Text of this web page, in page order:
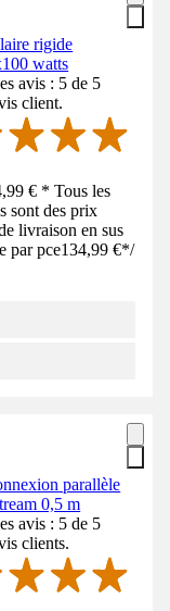
rigide
watts
avis : 5 de 5
client.
€ * Tous les
sont des prix
livraison en sus
par pce134,99 €*/
parallèle
0,5 m
avis : 5 de 5
clients.